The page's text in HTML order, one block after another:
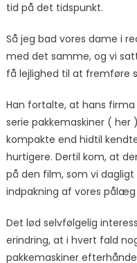
tid på det tidspunkt.
Så jeg bad vores dame i
med det samme, og vi
få lejlighed til at fremføre
Han fortalte, at hans
serie pakkemaskiner ( her
kompakte end hidtil
hurtigere. Dertil kom, at
på den film, som vi
indpakning af vores
Det lød selvfølgelig
erindring, at i hvert fald
pakkemaskiner